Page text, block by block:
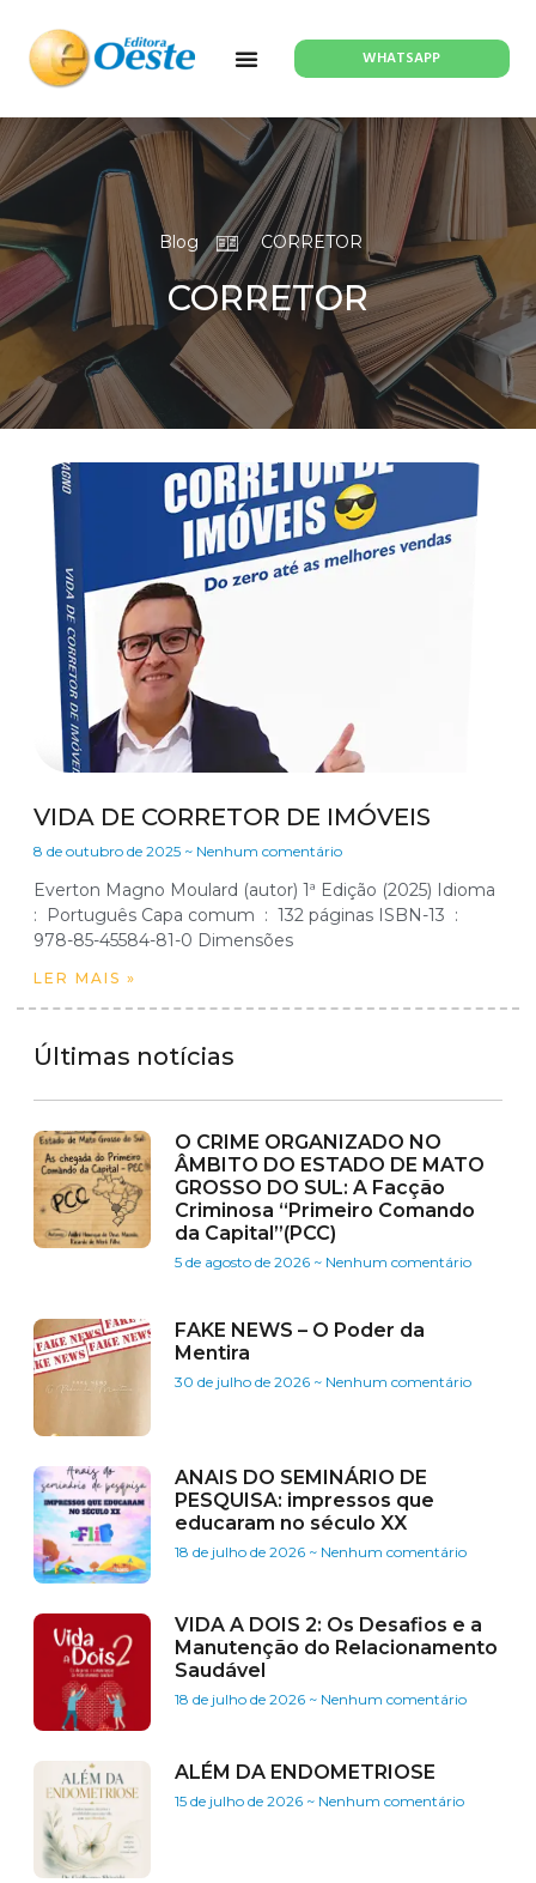
WHATSAPP
Blog CORRETOR
CORRETOR
VIDA DE CORRETOR DE IMÓVEIS
8 de outubro de 2025 Nenhum comentário
Everton Magno Moulard (autor) 1ª Edição (2025) Idioma ‏
: ‎ Português Capa comum ‏ : ‎ 132 páginas ISBN-13 ‏ : ‎
978-85-45584-81-0 Dimensões
LER MAIS »
Últimas notícias
O CRIME ORGANIZADO NO
ÂMBITO DO ESTADO DE MATO
GROSSO DO SUL: A Facção
Criminosa “Primeiro Comando
da Capital”(PCC)
5 de agosto de 2026 Nenhum comentário
FAKE NEWS – O Poder da
Mentira
30 de julho de 2026 Nenhum comentário
ANAIS DO SEMINÁRIO DE
PESQUISA: impressos que
educaram no século XX
18 de julho de 2026 Nenhum comentário
VIDA A DOIS 2: Os Desafios e a
Manutenção do Relacionamento
Saudável
18 de julho de 2026 Nenhum comentário
ALÉM DA ENDOMETRIOSE
15 de julho de 2026 Nenhum comentário